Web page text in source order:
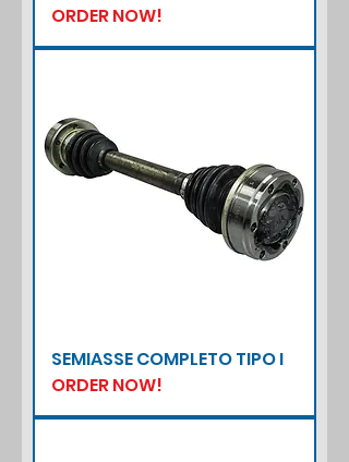
ORDER NOW!
SEMIASSE COMPLETO TIPO I
ORDER NOW!